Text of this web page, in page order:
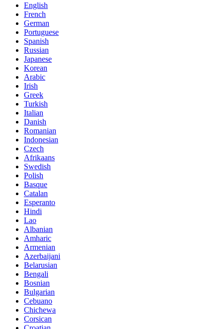
English
French
German
Portuguese
Spanish
Russian
Japanese
Korean
Arabic
Irish
Greek
Turkish
Italian
Danish
Romanian
Indonesian
Czech
Afrikaans
Swedish
Polish
Basque
Catalan
Esperanto
Hindi
Lao
Albanian
Amharic
Armenian
Azerbaijani
Belarusian
Bengali
Bosnian
Bulgarian
Cebuano
Chichewa
Corsican